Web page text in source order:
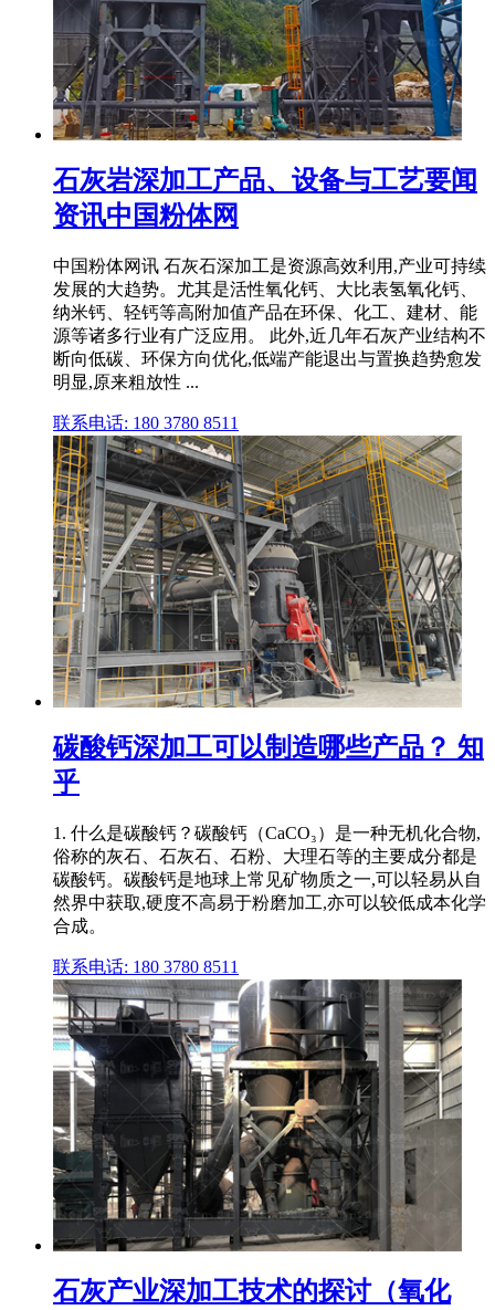
石灰岩深加工产品、设备与工艺要闻
资讯中国粉体网
中国粉体网讯 石灰石深加工是资源高效利用,产业可持续
发展的大趋势。尤其是活性氧化钙、大比表氢氧化钙、
纳米钙、轻钙等高附加值产品在环保、化工、建材、能
源等诸多行业有广泛应用。 此外,近几年石灰产业结构不
断向低碳、环保方向优化,低端产能退出与置换趋势愈发
明显,原来粗放性 ...
联系电话: 180 3780 8511
碳酸钙深加工可以制造哪些产品？ 知
乎
1. 什么是碳酸钙？碳酸钙（CaCO₃）是一种无机化合物,
俗称的灰石、石灰石、石粉、大理石等的主要成分都是
碳酸钙。碳酸钙是地球上常见矿物质之一,可以轻易从自
然界中获取,硬度不高易于粉磨加工,亦可以较低成本化学
合成。
联系电话: 180 3780 8511
石灰产业深加工技术的探讨（氧化